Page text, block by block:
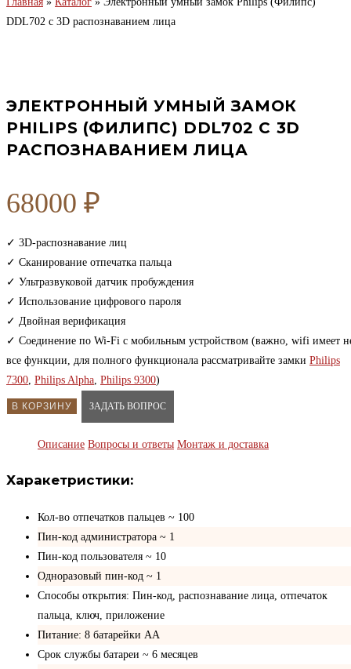
DDL702 с 3D распознаванием лица
ЭЛЕКТРОННЫЙ УМНЫЙ ЗАМОК
PHILIPS (ФИЛИПС) DDL702 С 3D
РАСПОЗНАВАНИЕМ ЛИЦА
68000 ₽
✓ 3D-распознавание лиц
✓ Сканирование отпечатка пальца
✓ Ультразвуковой датчик пробуждения
✓ Использование цифрового пароля
✓ Двойная верификация
✓ Соединение по Wi-Fi с мобильным устройством (важно, wifi имеет
все функции, для полного функционала рассматривайте замки Philips
7300 Philips Alpha Philips 9300)
В КОРЗИНУ ЗАДАТЬ ВОПРОС
Описание Вопросы и ответы Монтаж и доставка
Харакетристики:
Кол-во отпечатков пальцев ~ 100
Пин-код администратора ~ 1
Пин-код пользователя ~ 10
Одноразовый пин-код ~ 1
Способы открытия: Пин-код, распознавание лица, отпечаток
пальца, ключ, приложение
Питание: 8 батарейки АА
Срок службы батареи ~ 6 месяцев